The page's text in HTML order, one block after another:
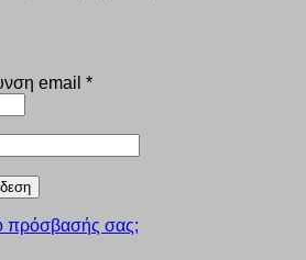
email *Απαιτείται
πρόσβασής σας;